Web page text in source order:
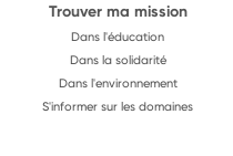
Trouver ma mission
Dans l'éducation
Dans la solidarité
Dans l'environnement
S'informer sur les domaines